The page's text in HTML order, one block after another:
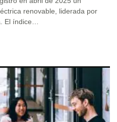
renovable, liderada por
El índice…